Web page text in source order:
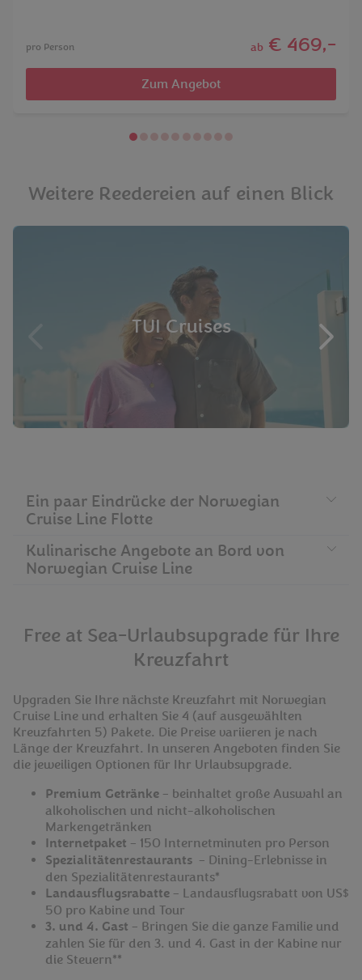
pro Person ab € 469,-
Zum Angebot
Weitere Reedereien auf einen Blick
TUI Cruises
Häufig gestellte Fragen
Ein paar Eindrücke der Norwegian
Cruise Line Flotte
Kulinarische Angebote an Bord von
Norwegian Cruise Line
Free at Sea-Urlaubsupgrade für Ihre
Kreuzfahrt
Upgraden Sie Ihre nächste Kreuzfahrt mit Norwegian
Cruise Line und erhalten Sie 4 (auf ausgewählten
Kreuzfahrten 5) Pakete. Die Preise variieren je nach
Länge der Kreuzfahrt. In unseren Angeboten finden Sie
die jeweiligen Optionen für Ihr Urlaubsupgrade.
Premium Getränke – beinhaltet große Auswahl an
alkoholischen und nicht-alkoholischen
Markengetränken
Internetpaket – 150 Internetminuten pro Person
Spezialitätenrestaurants – Dining-Erlebnisse in
den Spezialitätenrestaurants*
Landausflugsrabatte – Landausflugsrabatt von US$
50 pro Kabine und Tour
3. und 4. Gast – Bringen Sie die ganze Familie und
zahlen Sie für den 3. und 4. Gast in der Kabine nur
die Steuern**